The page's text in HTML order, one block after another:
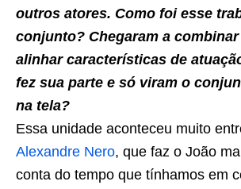
outros atores. Como foi esse
conjunto? Chegaram a
alinhar características de
fez sua parte e só viram o
na tela?
Essa unidade aconteceu muito
Alexandre Nero, que faz o João
conta do tempo que tínhamos em